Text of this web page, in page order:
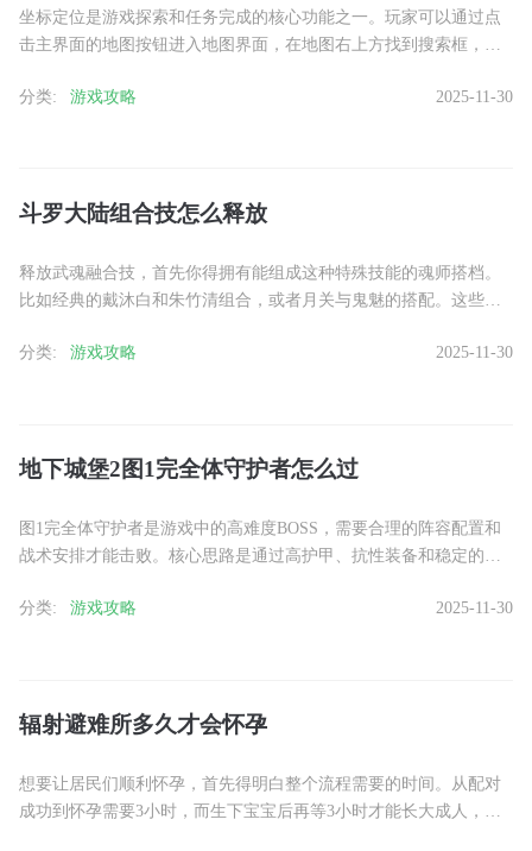
坐标定位是游戏探索和任务完成的核心功能之一。玩家可以通过点
击主界面的地图按钮进入地图界面，在地图右上方找到搜索框，输
这......
分类: 游戏攻略 2025-11-30
斗罗大陆组合技怎么释放
释放武魂融合技，首先你得拥有能组成这种特殊技能的魂师搭档。
比如经典的戴沐白和朱竹清组合，或者月关与鬼魅的搭配。这些组
对。......
分类: 游戏攻略 2025-11-30
地下城堡2图1完全体守护者怎么过
图1完全体守护者是游戏中的高难度BOSS，需要合理的阵容配置和
战术安排才能击败。核心思路是通过高护甲、抗性装备和稳定的治
削......
分类: 游戏攻略 2025-11-30
辐射避难所多久才会怀孕
想要让居民们顺利怀孕，首先得明白整个流程需要的时间。从配对
成功到怀孕需要3小时，而生下宝宝后再等3小时才能长大成人，总